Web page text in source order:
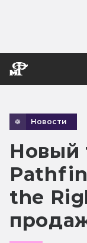
Новости
Новый
the